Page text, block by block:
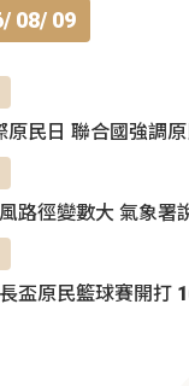
08/ 09
原民日 聯合國強調
路徑變數大 氣象署
盃原民籃球賽開打